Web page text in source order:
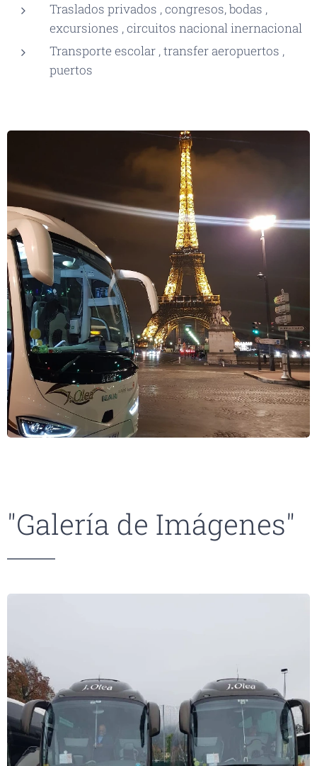
Traslados privados , congresos, bodas ,
excursiones , circuitos nacional inernacional
Transporte escolar , transfer aeropuertos ,
puertos
"Galería de Imágenes"